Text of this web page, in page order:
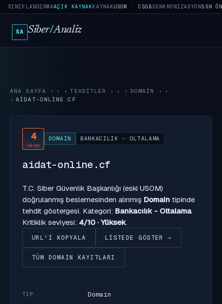
SINIFLANDIRMAAÇIK KAYNAKKAYNAKUSOM · CSGBSENKRONIZASYON5SN
SA Siber/Analiz
ANA SAYFA › TEHDITLER › DOMAIN
›
AIDAT-ONLINE.CF
4
YÜKSEK
DOMAIN BANKACILIK - OLTALAMA
aidat-online.cf
T.C. Siber Güvenlik Başkanlığı (eski USOM)
doğrulanmış beslemesinden alınmış Domain tipinde
tehdit göstergesi. Kategori: Bankacılık - Oltalama.
Kritiklik seviyesi: 4/10 · Yüksek.
URL'I KOPYALA LISTEDE GÖSTER →
TÜM DOMAIN KAYITLARI
TIP Domain